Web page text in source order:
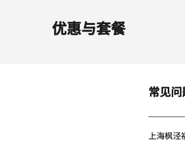
优惠与套餐
常见
上海枫泾